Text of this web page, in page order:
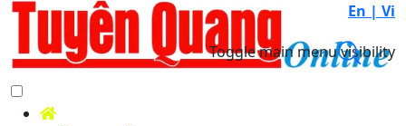
En | Vi
Toggle main menu visibility